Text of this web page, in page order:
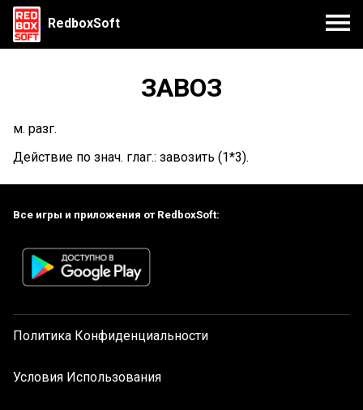
RedboxSoft
ЗАВОЗ
м. разг.
Действие по знач. глаг.: завозить (1*3).
Все игры и приложения от RedboxSoft:
Политика Конфиденциальности
Условия Использования